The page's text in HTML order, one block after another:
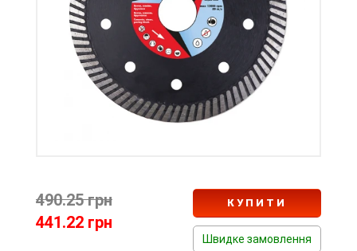
490.25 грн
441.22 грн
Швидке замовлення
КУПИТИ